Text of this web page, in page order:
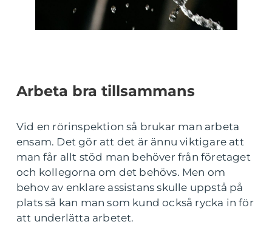
Arbeta bra tillsammans
Vid en rörinspektion så brukar man arbeta
ensam. Det gör att det är ännu viktigare att
man får allt stöd man behöver från företaget
och kollegorna om det behövs. Men om
behov av enklare assistans skulle uppstå på
plats så kan man som kund också rycka in för
att underlätta arbetet.